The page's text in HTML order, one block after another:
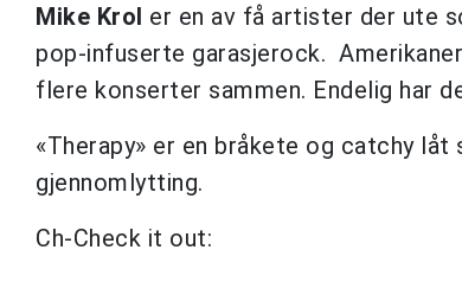
Mike Krol er en av få artister der ute
pop-infuserte garasjerock.
flere konserter sammen. Endelig har
«Therapy» er en bråkete og catchy
gjennomlytting.
Ch-Check it out: